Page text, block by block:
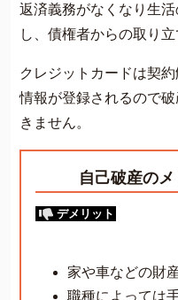
返済義務がなくなり生
し、債権者からの取り立
クレジットカードは契
情報が登録されるので
きません。
自己破産の
デメリット
家や車などの財
職種によっては